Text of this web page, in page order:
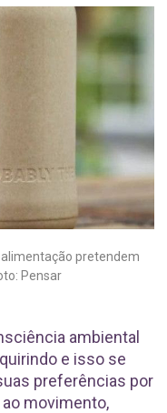
pretendem
Pensar
ambiental
e isso se
preferências por
movimento,